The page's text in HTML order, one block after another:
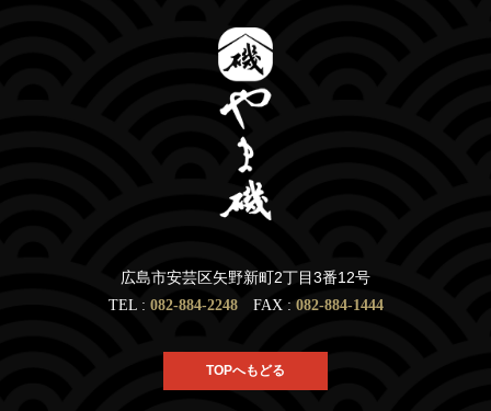
広島市安芸区矢野新町2丁目3番12号
TEL : 082-884-2248FAX : 082-884-1444
TOPへもどる